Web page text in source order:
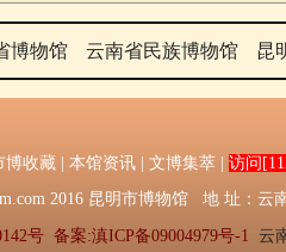
博物馆 云南省民族博物馆 昆
博收藏| 本馆资讯| 文博集萃| 访问
2016 昆明市博物馆 地 址：云
号 备案:滇ICP备09004979号-1 云